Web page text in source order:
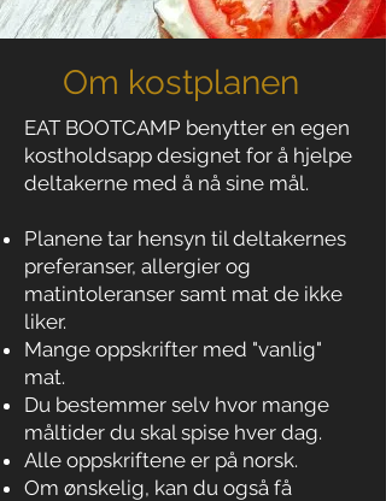
Om kostplanen
EAT BOOTCAMP benytter en egen
kostholdsapp designet for å hjelpe
deltakerne med å nå sine mål.
Planene tar hensyn til deltakernes
preferanser, allergier og
matintoleranser samt mat de ikke
liker.
Mange oppskrifter med "vanlig"
mat.
Du bestemmer selv hvor mange
måltider du skal spise hver dag.
Alle oppskriftene er på norsk.
Om ønskelig, kan du også få